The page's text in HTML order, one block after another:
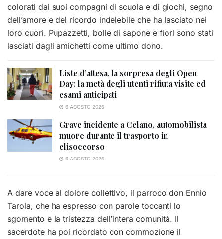
colorati dai suoi compagni di scuola e di giochi, segno
dell’amore e del ricordo indelebile che ha lasciato nei
loro cuori. Pupazzetti, bolle di sapone e fiori sono stati
lasciati dagli amichetti come ultimo dono.
Liste d’attesa, la sorpresa degli Open
Day: la metà degli utenti rifiuta visite ed
esami anticipati
6 AGOSTO 2026
Grave incidente a Celano, automobilista
muore durante il trasporto in
elisoccorso
6 AGOSTO 2026
A dare voce al dolore collettivo, il parroco don Ennio
Tarola, che ha espresso con parole toccanti lo
sgomento e la tristezza dell’intera comunità. Il
sacerdote ha poi ricordato con commozione il